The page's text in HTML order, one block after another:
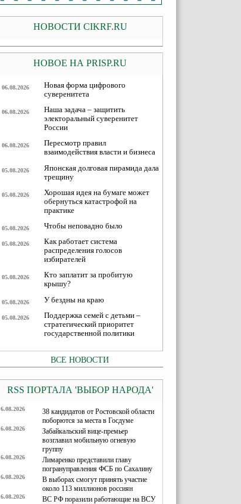
НОВОСТИ CIKRF.RU
НОВОЕ НА PRISP.RU
06.08.2026
Новая форма цифрового
суверенитета
06.08.2026
Наша задача – защитить
электоральный суверенитет
России
06.08.2026
Пересмотр правил
взаимодействия власти и бизнеса
05.08.2026
Японская долговая пирамида дала
трещину
05.08.2026
Хорошая идея на бумаге может
обернуться катастрофой на
практике
05.08.2026 Чтобы неповадно было
05.08.2026
Как работает система
распределения голосов
избирателей
05.08.2026
Кто заплатит за пробитую
крышу?
05.08.2026 У бездны на краю
05.08.2026
Поддержка семей с детьми –
стратегический приоритет
государственной политики
ВСЕ НОВОСТИ
RSS ПОРТАЛА 'ВЫБОР НАРОДА'
6.08.2026
38 кандидатов от Ростовской области
поборются за места в Госдуме
6.08.2026
Забайкальский вице-премьер
возглавил мобильную огневую
группу
6.08.2026
Лимаренко представили главу
погрануправления ФСБ по Сахалину
6.08.2026
В выборах смогут принять участие
около 113 миллионов россиян
6.08.2026
ВС РФ поразили работающие на ВСУ